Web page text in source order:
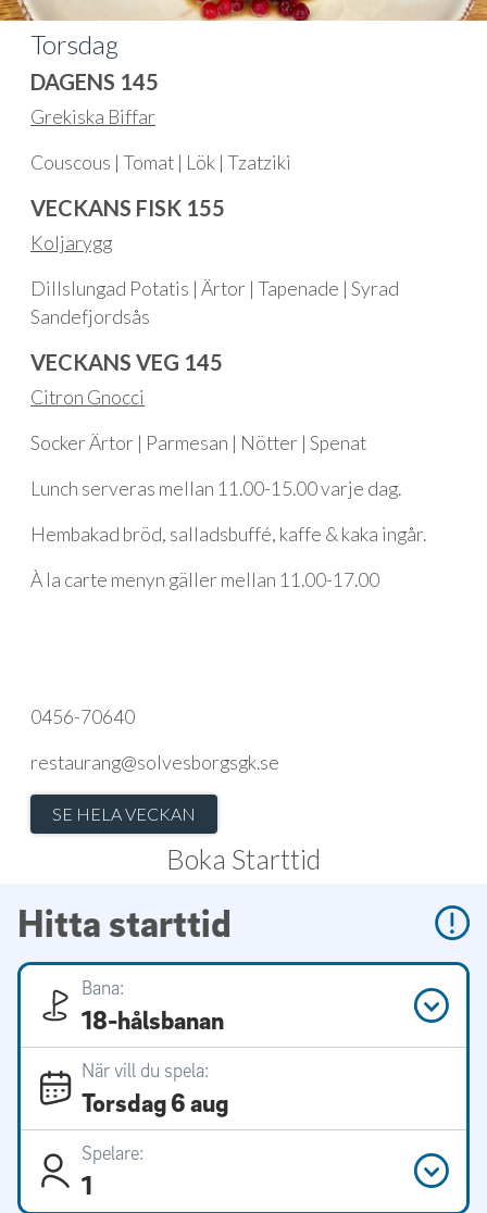
Torsdag
DAGENS 145
Grekiska Biffar
Couscous | Tomat | Lök | Tzatziki
VECKANS FISK 155
Koljarygg
Dillslungad Potatis | Ärtor | Tapenade | Syrad
Sandefjordsås
VECKANS VEG 145
Citron Gnocci
Socker Ärtor | Parmesan | Nötter | Spenat
Lunch serveras mellan 11.00-15.00 varje dag.
Hembakad bröd, salladsbuffé, kaffe & kaka ingår.
À la carte menyn gäller mellan 11.00-17.00
0456-70640
restaurang@solvesborgsgk.se
SE HELA VECKAN
Boka Starttid
Hitta starttid
Bana:
18-hålsbanan
När vill du spela:
Torsdag 6 aug
Spelare:
1